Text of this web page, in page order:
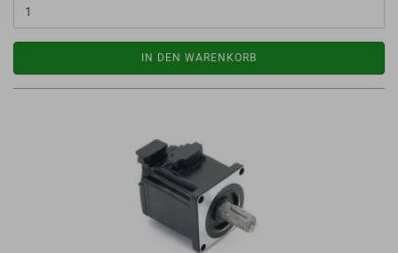
IN DEN WARENKORB